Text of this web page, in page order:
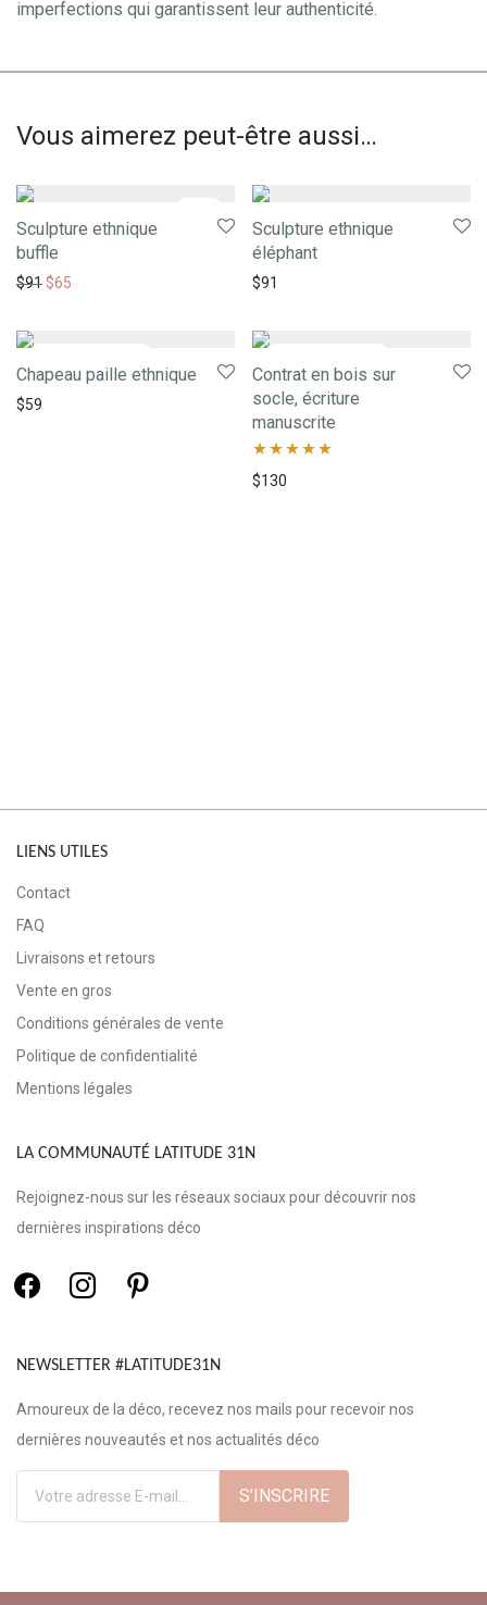
imperfections qui garantissent leur authenticité.
Vous aimerez peut-être aussi…
Sculpture ethnique
buffle
$91$65
Sculpture ethnique
éléphant
$91
Chapeau paille ethnique
$59
Contrat en bois sur
socle, écriture
manuscrite
Note5.00
$130
LIENS UTILES
Contact
FAQ
Livraisons et retours
Vente en gros
Conditions générales de vente
Politique de confidentialité
Mentions légales
LA COMMUNAUTÉ LATITUDE 31N
Rejoignez-nous sur les réseaux sociaux pour découvrir nos
dernières inspirations déco
NEWSLETTER #LATITUDE31N
Amoureux de la déco, recevez nos mails pour recevoir nos
dernières nouveautés et nos actualités déco